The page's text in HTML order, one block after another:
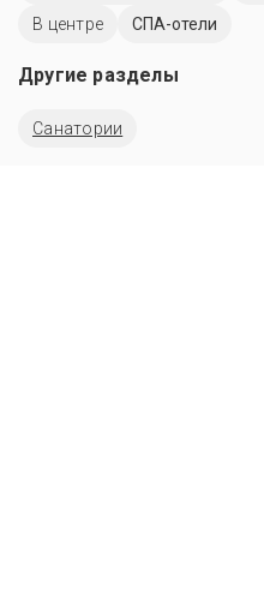
В центре
СПА-отели
Другие разделы
Санатории